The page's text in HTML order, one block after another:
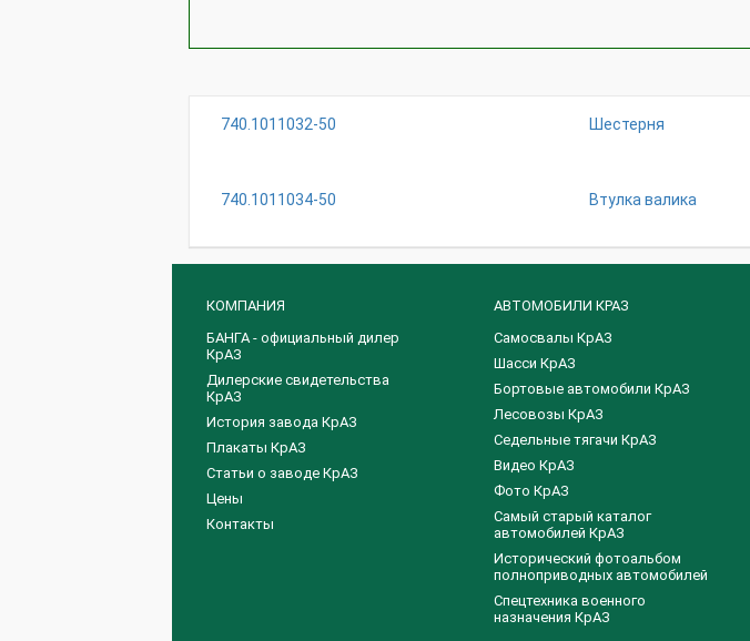
740.1011032-50 Шестерня
740.1011034-50 Втулка валика
КОМПАНИЯ
БАНГА - официальный дилер
КрАЗ
Дилерские свидетельства
КрАЗ
История завода КрАЗ
Плакаты КрАЗ
Статьи о заводе КрАЗ
Цены
Контакты
АВТОМОБИЛИ КРАЗ
Самосвалы КрАЗ
Шасси КрАЗ
Бортовые автомобили КрАЗ
Лесовозы КрАЗ
Седельные тягачи КрАЗ
Видео КрАЗ
Фото КрАЗ
Самый старый каталог
автомобилей КрАЗ
Исторический фотоальбом
полноприводных автомобилей
Спецтехника военного
назначения КрАЗ